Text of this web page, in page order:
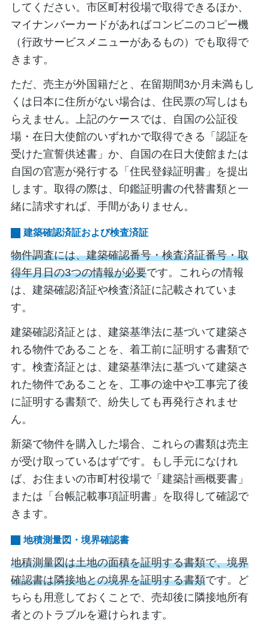
してください。市区町村役場で取得できるほか、
マイナンバーカードがあればコンビニのコピー機
（行政サービスメニューがあるもの）でも取得で
きます。
ただ、売主が外国籍だと、在留期間3か月未満もし
くは日本に住所がない場合は、住民票の写しはも
らえません。上記のケースでは、自国の公証役
場・在日大使館のいずれかで取得できる「認証を
受けた宣誓供述書」か、自国の在日大使館または
自国の官憲が発行する「住民登録証明書」を提出
します。取得の際は、印鑑証明書の代替書類と一
緒に請求すれば、手間がありません。
建築確認済証および検査済証
物件調査には、建築確認番号・検査済証番号・取
得年月日の3つの情報が必要です。これらの情報
は、建築確認済証や検査済証に記載されていま
す。
建築確認済証とは、建築基準法に基づいて建築さ
れる物件であることを、着工前に証明する書類で
す。検査済証とは、建築基準法に基づいて建築さ
れた物件であることを、工事の途中や工事完了後
に証明する書類で、紛失しても再発行されませ
ん。
新築で物件を購入した場合、これらの書類は売主
が受け取っているはずです。もし手元になけれ
ば、お住まいの市町村役場で「建築計画概要書」
または「台帳記載事項証明書」を取得して確認で
きます。
地積測量図・境界確認書
地積測量図は土地の面積を証明する書類で、境界
確認書は隣接地との境界を証明する書類です。ど
ちらも用意しておくことで、売却後に隣接地所有
者とのトラブルを避けられます。